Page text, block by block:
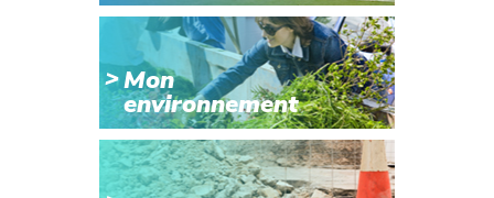
Mon
environnement